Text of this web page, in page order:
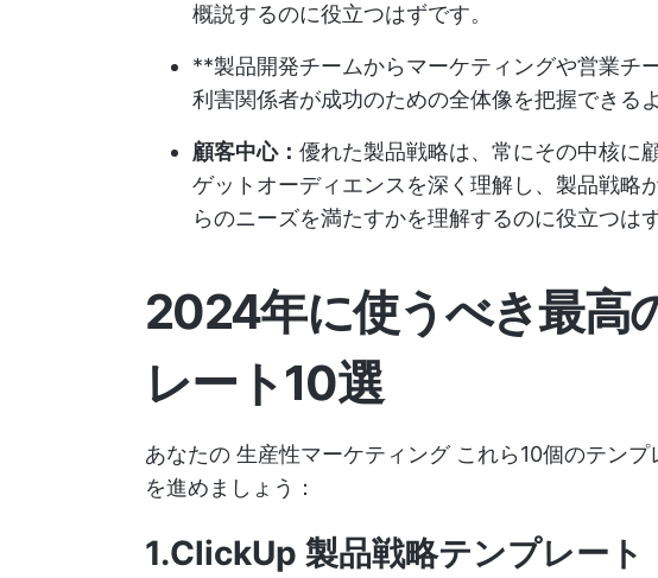
概説するのに役立つはずです。
**製品開発チームからマーケティングや営業チ
利害関係者が成功のための全体像を把握できる
顧客中心： 優れた製品戦略は、常にその中核に
ゲットオーディエンスを深く理解し、製品戦略
らのニーズを満たすかを理解するのに役立つはず
2024年に使うべき最高
レート10選
あなたの 生産性マーケティングこれら10個のテンプ
を進めましょう：
1.ClickUp 製品戦略テンプレート